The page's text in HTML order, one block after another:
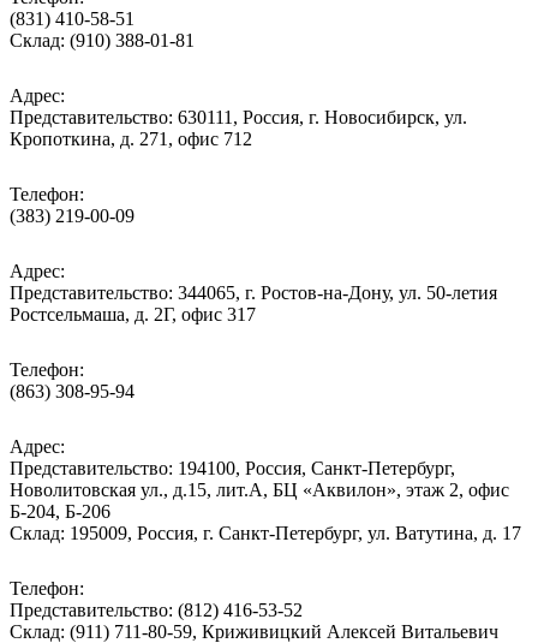
(831) 410-58-51
Склад: (910) 388-01-81
Адрес:
Представительство: 630111, Россия, г. Новосибирск, ул.
Кропоткина, д. 271, офис 712
Телефон:
(383) 219-00-09
Адрес:
Представительство: 344065, г. Ростов-на-Дону, ул. 50-летия
Ростсельмаша, д. 2Г, офис 317
Телефон:
(863) 308-95-94
Адрес:
Представительство: 194100, Россия, Санкт-Петербург,
Новолитовская ул., д.15, лит.А, БЦ «Аквилон», этаж 2, офис
Б-204, Б-206
Склад: 195009, Россия, г. Санкт-Петербург, ул. Ватутина, д. 17
Телефон:
Представительство: (812) 416-53-52
Склад: (911) 711-80-59, Криживицкий Алексей Витальевич